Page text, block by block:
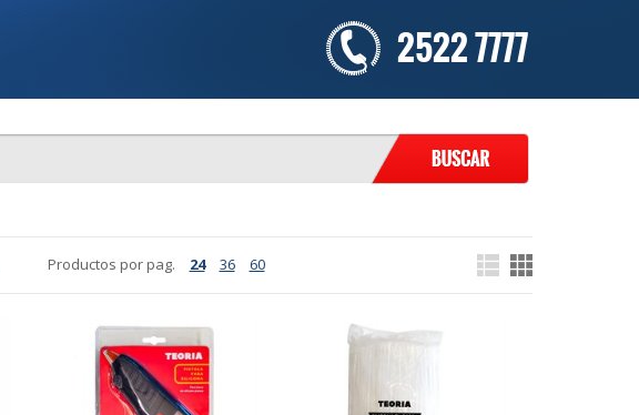
2522 7777
Productos por pag. 24 36 60